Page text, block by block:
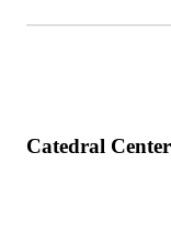
Catedral Center